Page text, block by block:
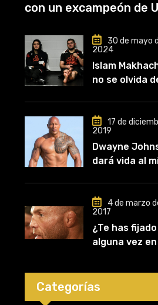
con un excampeón de
30 de mayo
2024
Islam
no se olvida
que comencé
entrenar, jugó
papel clave
carrera»
17 de
2019
Dwayne
dará vida al
4 de marzo
2017
¿Te has fijado
alguna vez en
luchadores?
Categorías